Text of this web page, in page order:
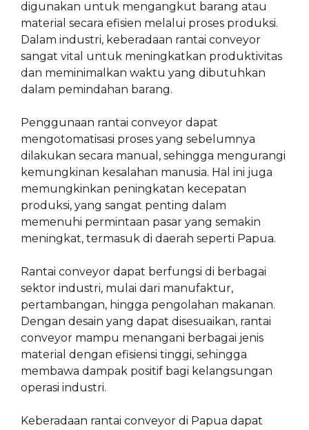
digunakan untuk mengangkut barang atau
material secara efisien melalui proses produksi.
Dalam industri, keberadaan rantai conveyor
sangat vital untuk meningkatkan produktivitas
dan meminimalkan waktu yang dibutuhkan
dalam pemindahan barang.
Penggunaan rantai conveyor dapat
mengotomatisasi proses yang sebelumnya
dilakukan secara manual, sehingga mengurangi
kemungkinan kesalahan manusia. Hal ini juga
memungkinkan peningkatan kecepatan
produksi, yang sangat penting dalam
memenuhi permintaan pasar yang semakin
meningkat, termasuk di daerah seperti Papua.
Rantai conveyor dapat berfungsi di berbagai
sektor industri, mulai dari manufaktur,
pertambangan, hingga pengolahan makanan.
Dengan desain yang dapat disesuaikan, rantai
conveyor mampu menangani berbagai jenis
material dengan efisiensi tinggi, sehingga
membawa dampak positif bagi kelangsungan
operasi industri.
Keberadaan rantai conveyor di Papua dapat